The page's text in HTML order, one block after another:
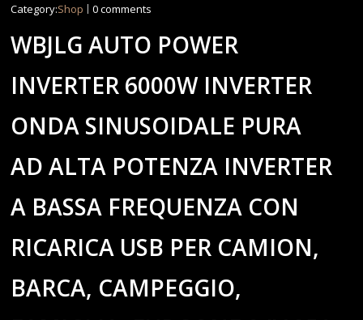
Category:Shop 0 comments
WBJLG AUTO POWER
INVERTER 6000W INVERTER
ONDA SINUSOIDALE PURA
AD ALTA POTENZA INVERTER
A BASSA FREQUENZA CON
RICARICA USB PER CAMION,
BARCA, CAMPEGGIO,